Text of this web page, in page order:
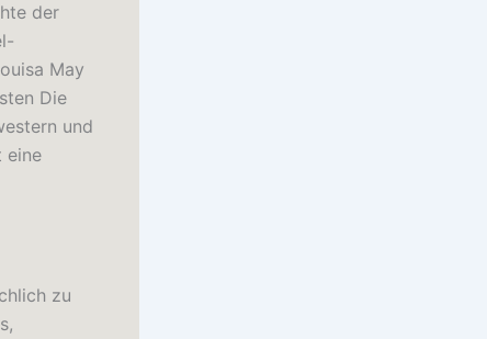
der
May
Die
und
eine
zu